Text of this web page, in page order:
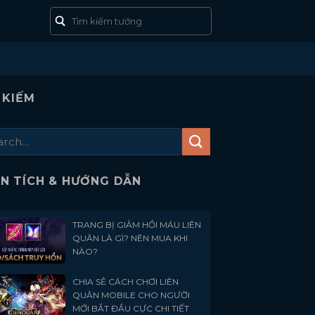
TÍCH & HƯỚNG DẪN
TRANG BỊ GIẢM HỒI MÁU LIÊN
QUÂN LÀ GÌ? NÊN MUA KHI
NÀO?
CHIA SẺ CÁCH CHƠI LIÊN
QUÂN MOBILE CHO NGƯỜI
MỚI BẮT ĐẦU CỰC CHI TIẾT